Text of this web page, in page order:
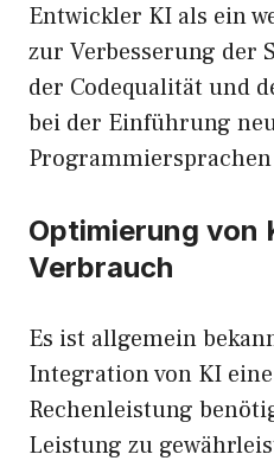
Entwickler KI als ein
zur Verbesserung der
der Codequalität und
bei der Einführung
Optimierung von
Verbrauch
Es ist allgemein
Integration von KI
Rechenleistung
Leistung zu